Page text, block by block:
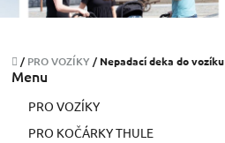
Domů
/ PRO VOZÍKY / Nepadací deka do vozíku
Menu
PRO VOZÍKY
PRO KOČÁRKY THULE